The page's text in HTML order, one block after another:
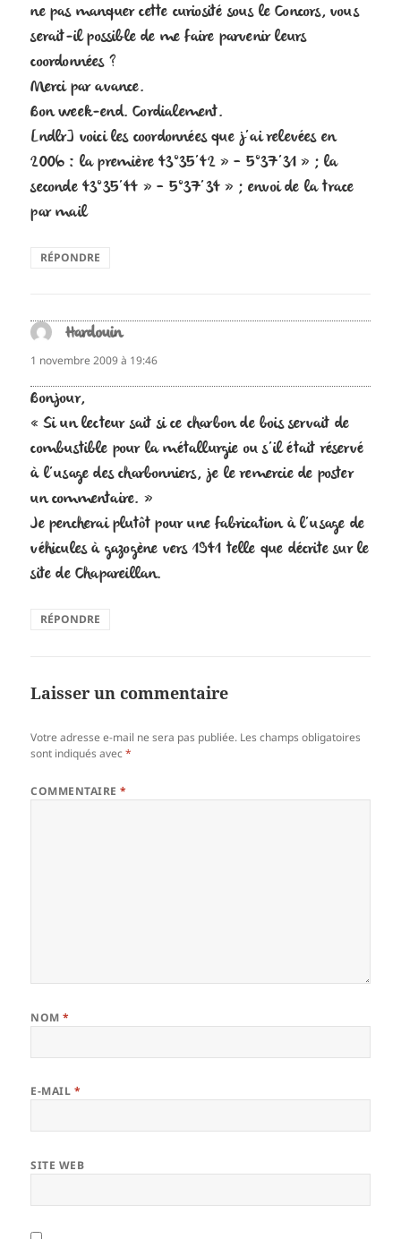
ne pas manquer cette curiosité sous le Concors, vous
serait-il possible de me faire parvenir leurs
coordonnées ?
Merci par avance.
Bon week-end. Cordialement.
[ndlr] voici les coordonnées que j’ai relevées en
2006 : la première 43°35’42 » – 5°37’31 » ; la
seconde 43°35’44 » – 5°37’34 » ; envoi de la trace
par mail
RÉPONDRE
Hardouindit :
1 novembre 2009 à 19:46
Bonjour,
« Si un lecteur sait si ce charbon de bois servait de
combustible pour la métallurgie ou s’il était réservé
à l’usage des charbonniers, je le remercie de poster
un commentaire. »
Je pencherai plutôt pour une fabrication à l’usage de
véhicules à gazogène vers 1941 telle que décrite sur le
site de Chapareillan.
RÉPONDRE
Laisser un commentaire
Votre adresse e-mail ne sera pas publiée. Les champs obligatoires
sont indiqués avec*
COMMENTAIRE*
NOM*
E-MAIL *
SITE WEB